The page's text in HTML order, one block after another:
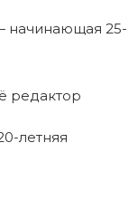
начинающая 25-
редактор
летняя